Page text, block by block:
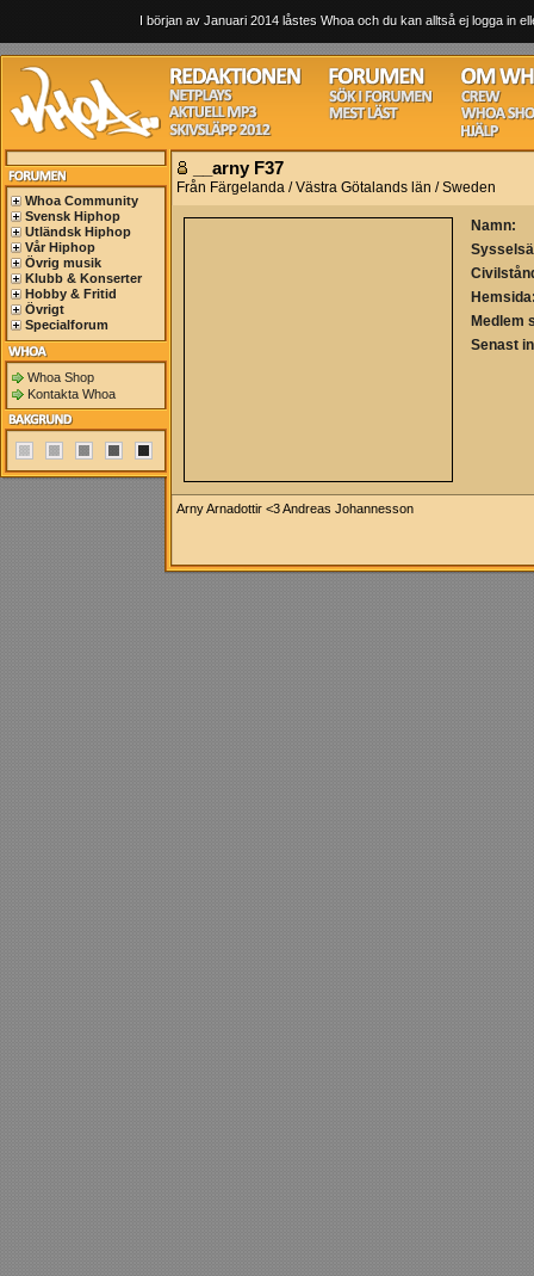
I början av Januari 2014 låstes Whoa och du kan alltså ej logga in
Whoa Community
Svensk Hiphop
Utländsk Hiphop
Vår Hiphop
Övrig musik
Klubb & Konserter
Hobby & Fritid
Övrigt
Specialforum
Whoa Shop
Kontakta Whoa
__arny F37
Från Färgelanda / Västra Götalands län / Sweden
Namn:
Medlem
Senast
Arny Arnadottir <3 Andreas Johannesson